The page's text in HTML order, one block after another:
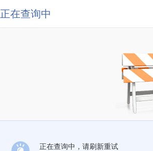
正在查询中
正在查询中，请刷新重试